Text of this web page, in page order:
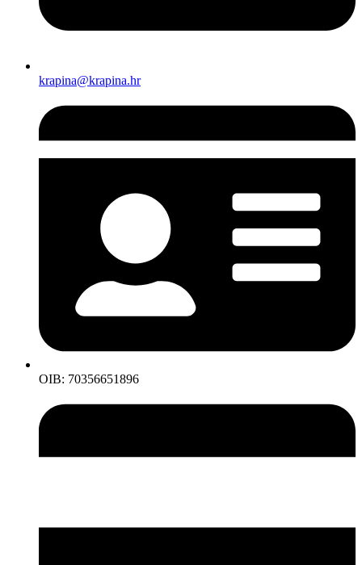
krapina@krapina.hr
OIB: 70356651896